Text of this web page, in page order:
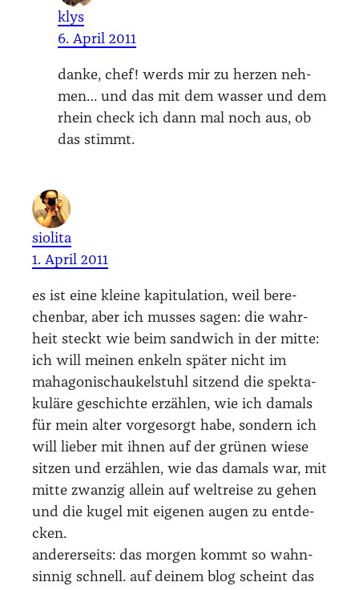
klys
6. April 2011
dan­ke, chef! werds mir zu her­zen neh­
men… und das mit dem was­ser und dem
rhein check ich dann mal noch aus, ob
das stimmt.
siolita
1. April 2011
es ist eine klei­ne kapi­tu­la­ti­on, weil bere­
chen­bar, aber ich mus­ses sagen: die wahr­
heit steckt wie beim sand­wich in der mit­te:
ich will mei­nen enkeln spä­ter nicht im
maha­go­nischau­kel­stuhl sit­zend die spek­ta­
ku­lä­re geschich­te erzäh­len, wie ich damals
für mein alter vor­ge­sorgt habe, son­dern ich
will lie­ber mit ihnen auf der grü­nen wie­se
sit­zen und erzäh­len, wie das damals war, mit
mit­te zwan­zig allein auf welt­rei­se zu gehen
und die kugel mit eige­nen augen zu ent­de­
cken.
ande­rer­seits: das mor­gen kommt so wahn­
sin­nig schnell. auf dei­nem blog scheint das